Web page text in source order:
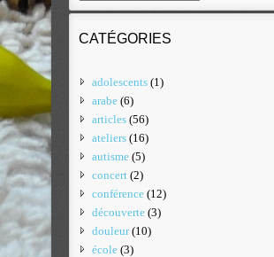
CATÉGORIES
adolescents (1)
arabe (6)
articles (56)
ateliers (16)
autisme (5)
concert (2)
conférence (12)
découverte (3)
douleur(10)
école (3)